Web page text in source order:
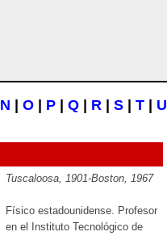
N O P Q R S T U
Tuscaloosa, 1901-Boston, 1967
Físico estadounidense. Profesor
en el Instituto Tecnológico de